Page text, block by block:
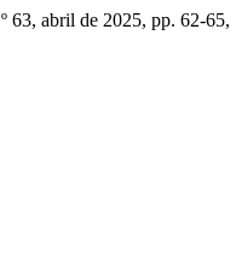
63, abril de 2025, pp. 62-65,